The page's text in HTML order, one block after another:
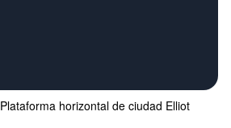
Plataforma horizontal de ciudad Elliot